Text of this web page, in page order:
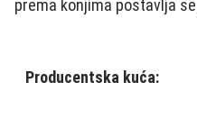
prema konjima postavlja
Producentska kuća: